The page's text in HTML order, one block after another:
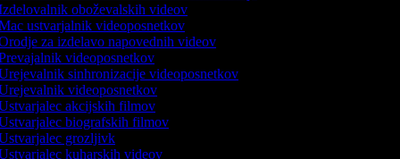
oboževalskih videov
ustvarjalnik videoposnetkov
za izdelavo napovednih videov
videoposnetkov
sinhronizacije videoposnetkov
videoposnetkov
akcijskih filmov
biografskih filmov
grozljivk
kuharskih videov